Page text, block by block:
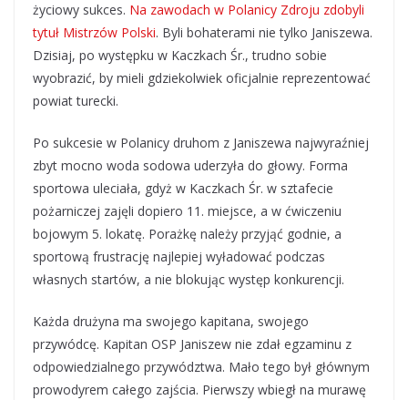
życiowy sukces. Na zawodach w Polanicy Zdroju zdobyli
tytuł Mistrzów Polski. Byli bohaterami nie tylko Janiszewa.
Dzisiaj, po występku w Kaczkach Śr., trudno sobie
wyobrazić, by mieli gdziekolwiek oficjalnie reprezentować
powiat turecki.
Po sukcesie w Polanicy druhom z Janiszewa najwyraźniej
zbyt mocno woda sodowa uderzyła do głowy. Forma
sportowa uleciała, gdyż w Kaczkach Śr. w sztafecie
pożarniczej zajęli dopiero 11. miejsce, a w ćwiczeniu
bojowym 5. lokatę. Porażkę należy przyjąć godnie, a
sportową frustrację najlepiej wyładować podczas
własnych startów, a nie blokując występ konkurencji.
Każda drużyna ma swojego kapitana, swojego
przywódcę. Kapitan OSP Janiszew nie zdał egzaminu z
odpowiedzialnego przywództwa. Mało tego był głównym
prowodyrem całego zajścia. Pierwszy wbiegł na murawę